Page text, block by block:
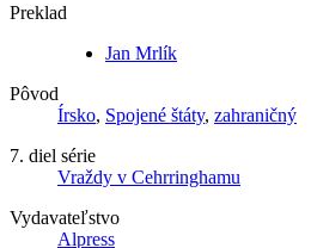
Preklad
Jan Mrlík
Pôvod
Írsko, Spojené štáty, zahraničný
7. diel série
Vraždy v Cehrringhamu
Vydavateľstvo
Alpress